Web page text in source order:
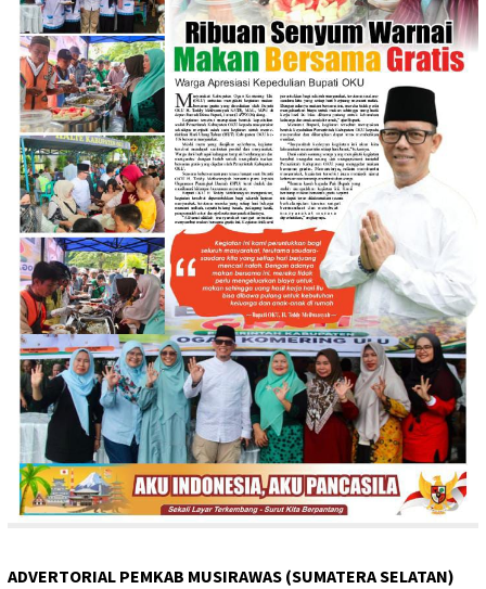
ADVERTORIAL PEMKAB MUSIRAWAS (SUMATERA SELATAN)